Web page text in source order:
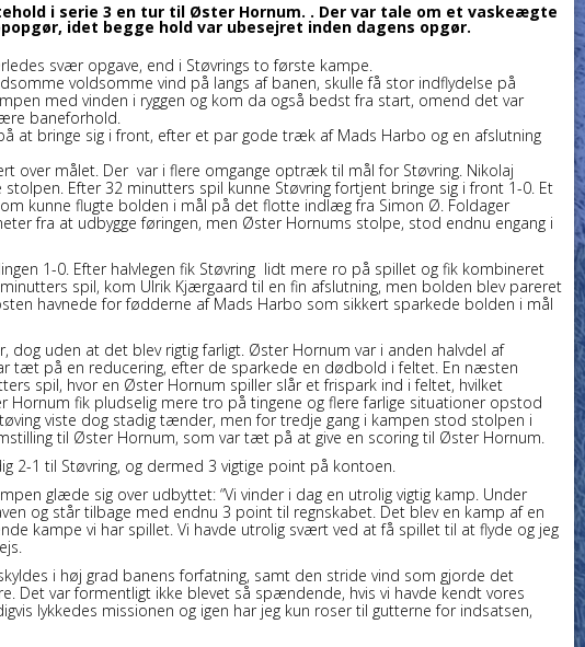
i serie 3 en tur til Øster Hornum. . Der var tale om et vaskeægte
idet begge hold var ubesejret inden dagens opgør.
svær opgave, end i Støvrings to første kampe.
voldsomme vind på langs af banen, skulle få stor indflydelse på
med vinden i ryggen og kom da også bedst fra start, omend det var
baneforhold.
at bringe sig i front, efter et par gode træk af Mads Harbo og en afslutning
over målet. Der var i flere omgange optræk til mål for Støvring. Nikolaj
Efter 32 minutters spil kunne Støvring fortjent bringe sig i front 1-0. Et
kunne flugte bolden i mål på det flotte indlæg fra Simon Ø. Foldager
fra at udbygge føringen, men Øster Hornums stolpe, stod endnu engang i
1-0. Efter halvlegen fik Støvring lidt mere ro på spillet og fik kombineret
spil, kom Ulrik Kjærgaard til en fin afslutning, men bolden blev pareret
havnede for fødderne af Mads Harbo som sikkert sparkede bolden i mål
dog uden at det blev rigtig farligt. Øster Hornum var i anden halvdel af
tæt på en reducering, efter de sparkede en dødbold i feltet. En næsten
spil, hvor en Øster Hornum spiller slår et frispark ind i feltet, hvilket
Hornum fik pludselig mere tro på tingene og flere farlige situationer opstod
viste dog stadig tænder, men for tredje gang i kampen stod stolpen i
til Øster Hornum, som var tæt på at give en scoring til Øster Hornum.
2-1 til Støvring, og dermed 3 vigtige point på kontoen.
glæde sig over udbyttet: “Vi vinder i dag en utrolig vigtig kamp. Under
og står tilbage med endnu 3 point til regnskabet. Det blev en kamp af en
kampe vi har spillet. Vi havde utrolig svært ved at få spillet til at flyde og jeg
i høj grad banens forfatning, samt den stride vind som gjorde det
Det var formentligt ikke blevet så spændende, hvis vi havde kendt vores
lykkedes missionen og igen har jeg kun roser til gutterne for indsatsen,